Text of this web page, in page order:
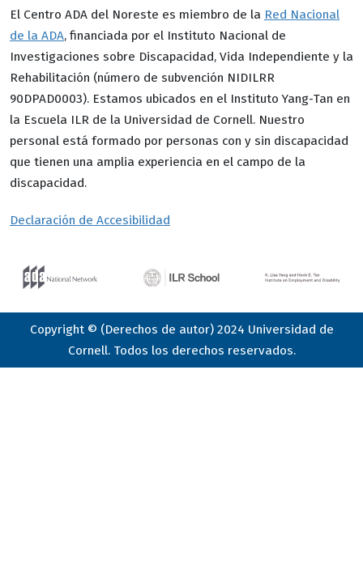
El Centro ADA del Noreste es miembro de la Red Nacional
de la ADA, financiada por el Instituto Nacional de
Investigaciones sobre Discapacidad, Vida Independiente y la
Rehabilitación (número de subvención NIDILRR
90DPAD0003). Estamos ubicados en el Instituto Yang-Tan en
la Escuela ILR de la Universidad de Cornell. Nuestro
personal está formado por personas con y sin discapacidad
que tienen una amplia experiencia en el campo de la
discapacidad.
Declaración de Accesibilidad
Copyright © (Derechos de autor) 2024 Universidad de
Cornell. Todos los derechos reservados.